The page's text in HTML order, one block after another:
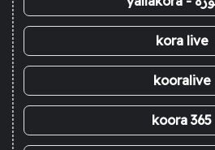
kora live
kooralive
koora 365